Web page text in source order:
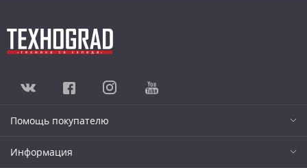
Помощь покупателю
Информация